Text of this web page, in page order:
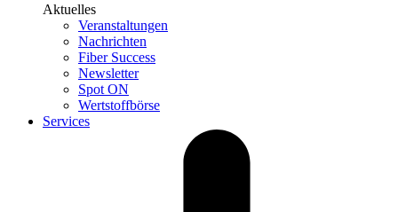
Aktuelles
Veranstaltungen
Nachrichten
Fiber Success
Newsletter
Spot ON
Wertstoffbörse
Services